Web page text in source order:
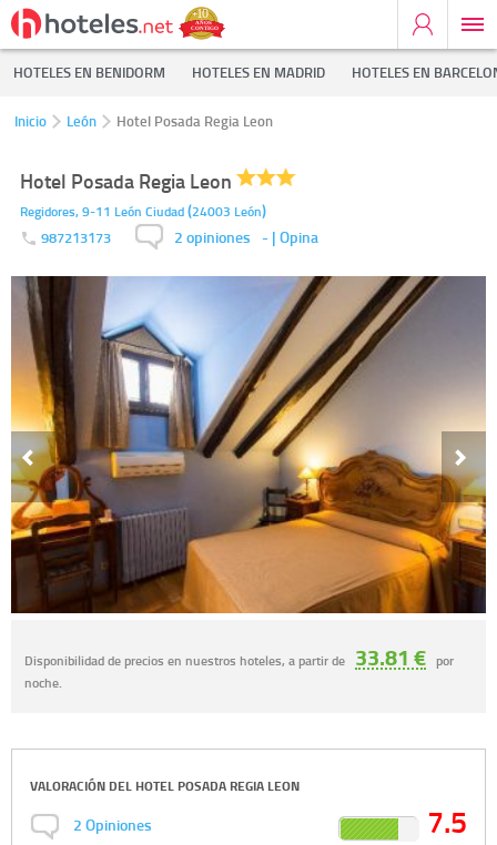
HOTELES EN BENIDORM HOTELES EN MADRID HOTELES EN
Inicio León Hotel Posada Regia Leon
Hotel Posada Regia Leon
Regidores, 9-11 León Ciudad(24003 León)
987213173 2 opiniones - | Opina
Disponibilidad de precios en nuestros hoteles, a partir de 33.81 € por
noche.
VALORACIÓN DEL HOTEL POSADA REGIA LEON
2Opiniones 7.5